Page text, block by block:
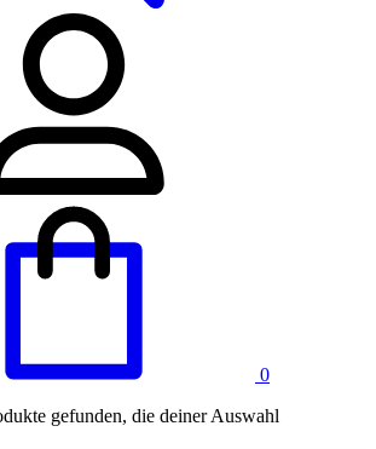
0
gefunden, die deiner Auswahl